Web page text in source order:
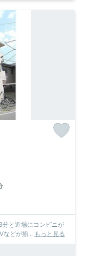
分と近場にコンビニが
などが揃... もっと見る